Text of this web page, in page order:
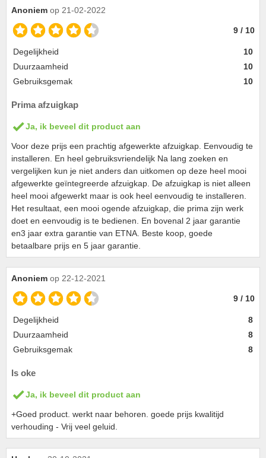
Anoniem op 21-02-2022
9 / 10
Degelijkheid
10
Duurzaamheid
10
Gebruiksgemak
10
Prima afzuigkap
Ja, ik beveel dit product aan
Voor deze prijs een prachtig afgewerkte afzuigkap. Eenvoudig te
installeren. En heel gebruiksvriendelijk Na lang zoeken en
vergelijken kun je niet anders dan uitkomen op deze heel mooi
afgewerkte geïntegreerde afzuigkap. De afzuigkap is niet alleen
heel mooi afgewerkt maar is ook heel eenvoudig te installeren.
Het resultaat, een mooi ogende afzuigkap, die prima zijn werk
doet en eenvoudig is te bedienen. En bovenal 2 jaar garantie
en3 jaar extra garantie van ETNA. Beste koop, goede
betaalbare prijs en 5 jaar garantie.
Anoniem op 22-12-2021
9 / 10
Degelijkheid
8
Duurzaamheid
8
Gebruiksgemak
8
Is oke
Ja, ik beveel dit product aan
+Goed product. werkt naar behoren. goede prijs kwalitijd
verhouding - Vrij veel geluid.